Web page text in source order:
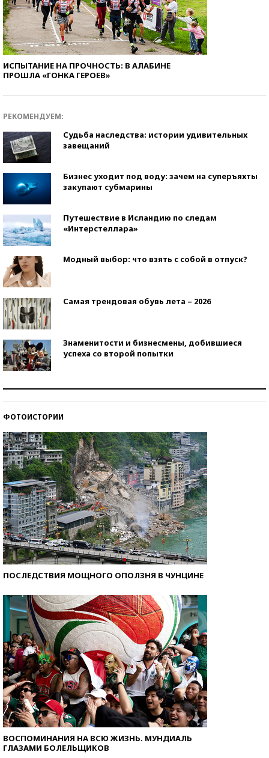
ИСПЫТАНИЕ НА ПРОЧНОСТЬ: В АЛАБИНЕ
ПРОШЛА «ГОНКА ГЕРОЕВ»
РЕКОМЕНДУЕМ:
Судьба наследства: истории удивительных
завещаний
Бизнес уходит под воду: зачем на суперъяхты
закупают субмарины
Путешествие в Исландию по следам
«Интерстеллара»
Модный выбор: что взять с собой в отпуск?
Самая трендовая обувь лета – 2026
Знаменитости и бизнесмены, добившиеся
успеха со второй попытки
ФОТОИСТОРИИ
ПОСЛЕДСТВИЯ МОЩНОГО ОПОЛЗНЯ В ЧУНЦИНЕ
ВОСПОМИНАНИЯ НА ВСЮ ЖИЗНЬ. МУНДИАЛЬ
ГЛАЗАМИ БОЛЕЛЬЩИКОВ